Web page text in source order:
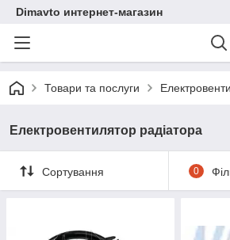
Dimavto интернет-магазин
Товари та послуги
Електровентилятор радіатора
Сортування 0